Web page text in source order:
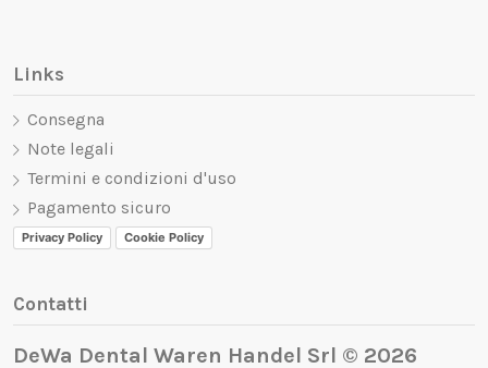
Links
Consegna
Note legali
Termini e condizioni d'uso
Pagamento sicuro
Privacy Policy Cookie Policy
Contatti
DeWa Dental Waren Handel Srl © 2026